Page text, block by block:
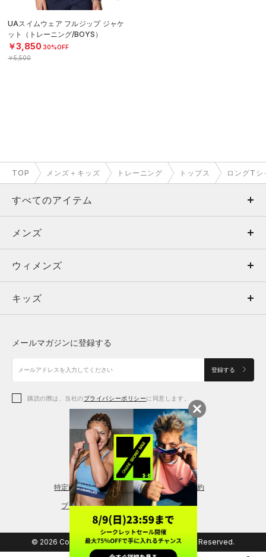
UAスイムウェア フルジップ ジャケ
ット（トレーニング/BOYS）
￥3,850 30%OFF
￥5,500
TOP メンズ＋キッズ トレーニング トップス ロングTシ
すべてのアイテム
メンズ
ウィメンズ
キッズ
アクセサリー
メンズ
トップス
ボトムス
アクセサリー
ウィメンズ
トップス
シューズ
アクセサリー
レギンス＆タイツ
キッズ
シューズ
メールマガジンに登録する
登録する
購読の際は、当社のプライバシーポリシーに同意します。
特定商取引法に基づく通販の表記 会員規約
プライバシーポリシー
© 2026 Copyright DOME Corporation. All Rights Reserved.